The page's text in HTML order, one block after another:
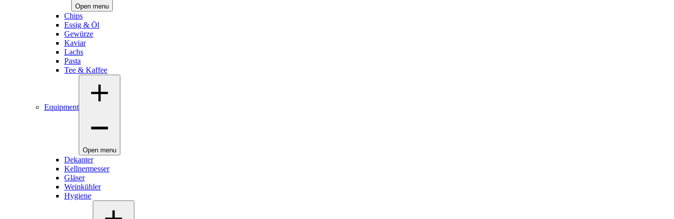
Open menu
Chips
Essig & Öl
Gewürze
Kaviar
Lachs
Pasta
Tee & Kaffee
Equipment
Open menu
Dekanter
Kellnermesser
Gläser
Weinkühler
Hygiene